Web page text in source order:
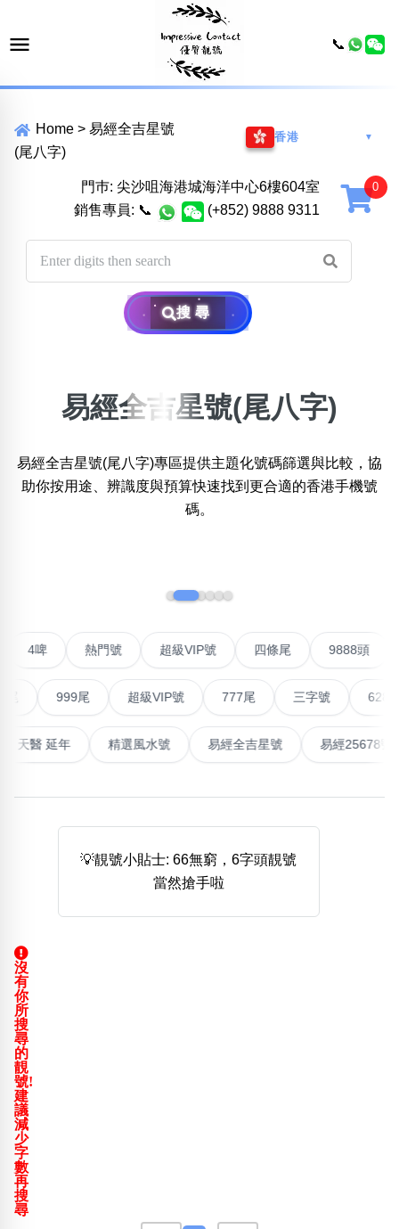
Home > 易經全吉星號
(尾八字)
香港 ▼
門巿: 尖沙咀海港城海洋中心6樓604室
銷售專員: 📞 (+852) 9888 9311
搜尋
位置:
一 二 三 四 五 六 七 八
不包含數字
無0 無2無3無4無5 無7無8無9
清除全部分類
搜尋
熱門分類
888尾
999尾 777尾 9字頭 6字頭
多8字 9888頭 二字號
三字號
5萬以上 生天延
易經全吉星號(尾八字)
易經全吉星號(尾八字)專區提供主題化號碼篩選與比較，協
助你按用途、辨識度與預算快速找到更合適的香港手機號
碼。
熱門號 超級VIP號 四條尾 9888
999尾 超級VIP號 777尾 三字號 6288頭
能量生氣 天醫 延年 精選風水號 易經全吉星號 易經
💡靚號小貼士: 66無窮，6字頭靚號
當然搶手啦
沒
有
你
所
搜
尋
的
靚
號!
建
議
減
少
字
數
再
搜
尋
📞